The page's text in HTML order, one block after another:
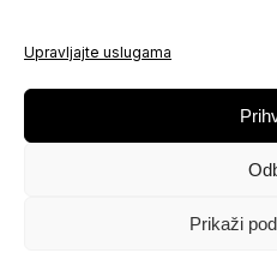
Upravljajte uslugama
Prikaži
Politika privatnosti
PRATITE NAS
Instagram